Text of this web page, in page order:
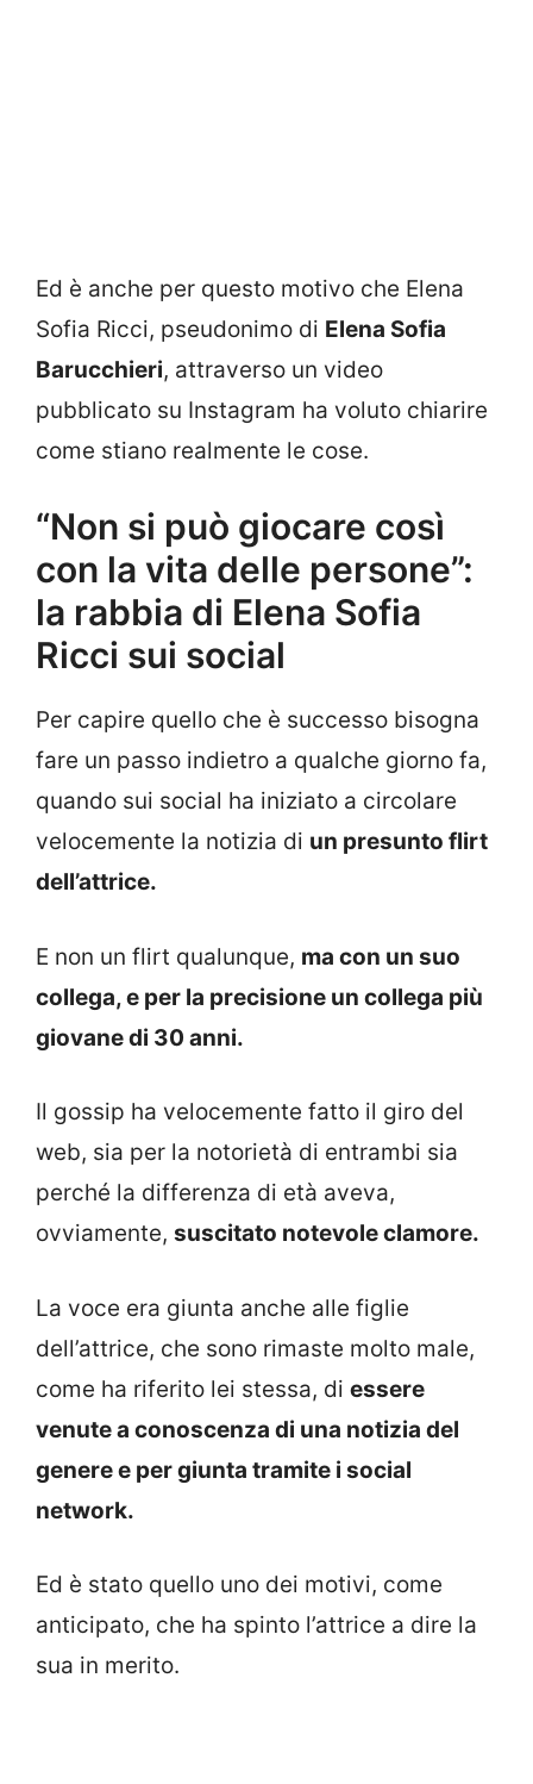
Ed è anche per questo motivo che Elena
Sofia Ricci, pseudonimo di Elena Sofia
Barucchieri, attraverso un video
pubblicato su Instagram ha voluto chiarire
come stiano realmente le cose.
“Non si può giocare così
con la vita delle persone”:
la rabbia di Elena Sofia
Ricci sui social
Per capire quello che è successo bisogna
fare un passo indietro a qualche giorno fa,
quando sui social ha iniziato a circolare
velocemente la notizia di un presunto flirt
dell’attrice.
E non un flirt qualunque, ma con un suo
collega, e per la precisione un collega più
giovane di 30 anni.
Il gossip ha velocemente fatto il giro del
web, sia per la notorietà di entrambi sia
perché la differenza di età aveva,
ovviamente, suscitato notevole clamore.
La voce era giunta anche alle figlie
dell’attrice, che sono rimaste molto male,
come ha riferito lei stessa, di essere
venute a conoscenza di una notizia del
genere e per giunta tramite i social
network.
Ed è stato quello uno dei motivi, come
anticipato, che ha spinto l’attrice a dire la
sua in merito.